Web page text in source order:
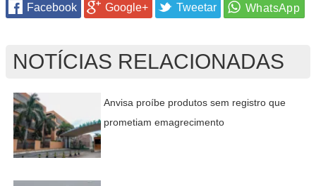
Facebook Google+ Tweetar
NOTÍCIAS RELACIONADAS
Anvisa proíbe produtos sem registro que
prometiam emagrecimento